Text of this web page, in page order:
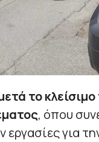
το
, όπου
εργασίες για